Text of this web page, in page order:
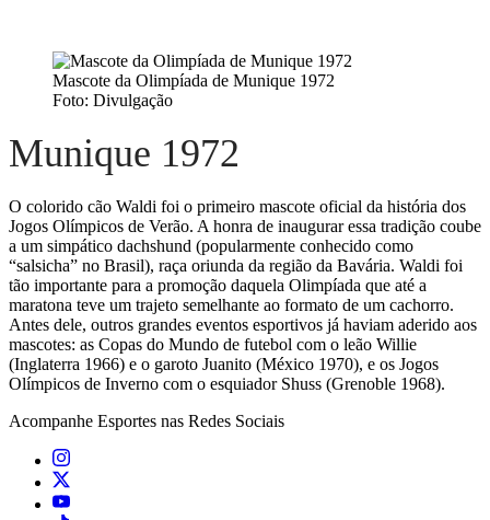
Mascote da Olimpíada de Munique 1972
Foto: Divulgação
Munique 1972
O colorido cão Waldi foi o primeiro mascote oficial da história dos
Jogos Olímpicos de Verão. A honra de inaugurar essa tradição coube
a um simpático dachshund (popularmente conhecido como
“salsicha” no Brasil), raça oriunda da região da Bavária. Waldi foi
tão importante para a promoção daquela Olimpíada que até a
maratona teve um trajeto semelhante ao formato de um cachorro.
Antes dele, outros grandes eventos esportivos já haviam aderido aos
mascotes: as Copas do Mundo de futebol com o leão Willie
(Inglaterra 1966) e o garoto Juanito (México 1970), e os Jogos
Olímpicos de Inverno com o esquiador Shuss (Grenoble 1968).
Acompanhe Esportes nas Redes Sociais